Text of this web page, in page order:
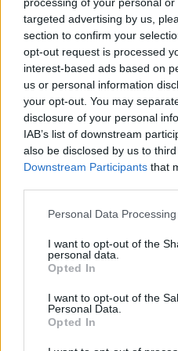
targeted advertising by us,
section to confirm your
opt-out request is processed
interest-based ads based on
us or personal information
your opt-out. You may
disclosure of your personal
IAB’s list of downstream
also be disclosed by us to
Downstream Participants that
Personal Data
I want to opt-out of the
personal data.
Opted In
I want to opt-out of the
Personal Data.
Opted In
jashtë kontrollit në
masivin pyjor të Drenijës!
Pas Ngrëçanit, pritet
ndërhyrja nga ajri (VIDEO)
PD kërkon të anulohet
tenderi 15 milionë euro
Vangjeli: Fituesja e lidhur
me skandale në Spanjë, të
nisë hetimi i SPAK